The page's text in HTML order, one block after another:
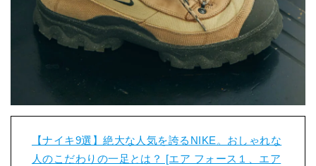
【ナイキ9選】絶大な人気を誇るNIKE。おしゃれな
人のこだわりの一足とは？ [エア フォース１、エア